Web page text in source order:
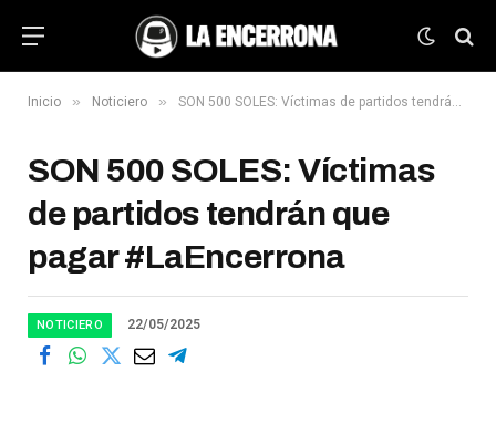
Inicio » Noticiero » SON 500 SOLES: Víctimas de partidos tendrán que pagar #LaEncerrona
SON 500 SOLES: Víctimas
de partidos tendrán que
pagar #LaEncerrona
NOTICIERO 22/05/2025